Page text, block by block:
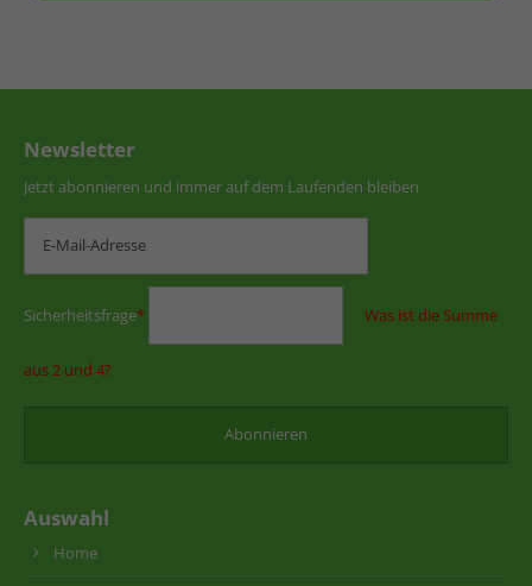
Newsletter
Jetzt abonnieren und immer auf dem Laufenden bleiben
Sicherheitsfrage* Was ist die Summe
aus 2 und 4?
Auswahl
Home